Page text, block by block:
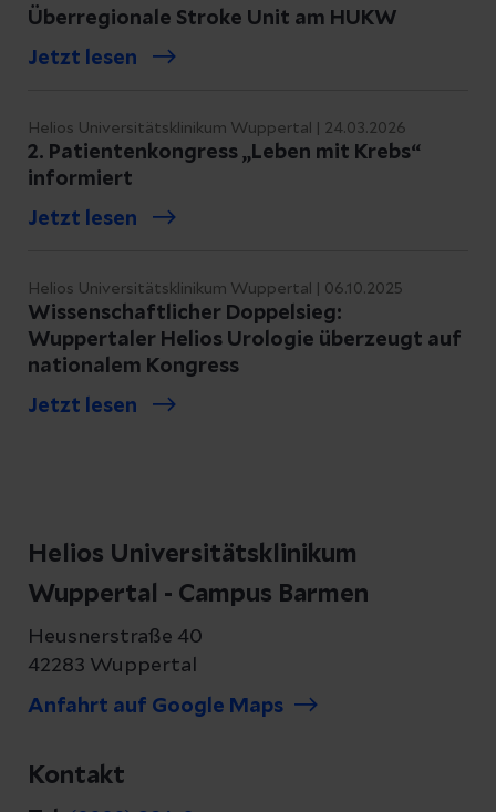
Überregionale Stroke Unit am HUKW
Jetzt lesen
Helios Universitätsklinikum Wuppertal | 24.03.2026
2. Patientenkongress „Leben mit Krebs“
informiert
Jetzt lesen
Helios Universitätsklinikum Wuppertal | 06.10.2025
Wissenschaftlicher Doppelsieg:
Wuppertaler Helios Urologie überzeugt auf
nationalem Kongress
Jetzt lesen
Helios Universitätsklinikum
Wuppertal - Campus Barmen
Heusnerstraße 40
42283 Wuppertal
Anfahrt auf Google Maps
Kontakt